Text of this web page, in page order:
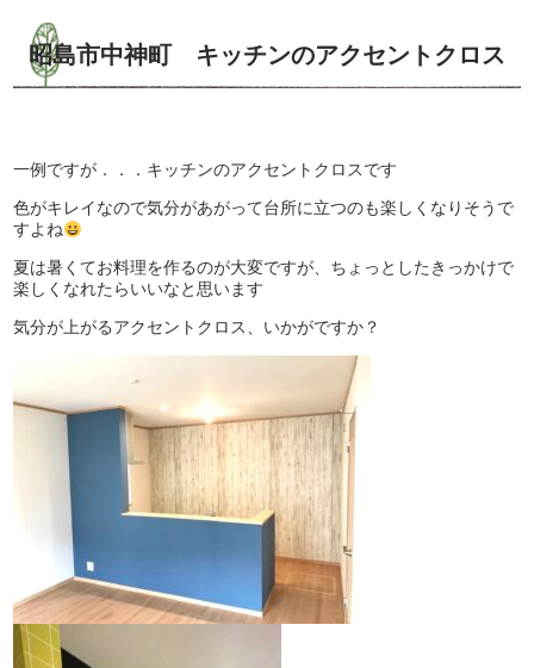
昭島市中神町 キッチンのアクセントクロス
一例ですが．．．キッチンのアクセントクロスです
色がキレイなので気分があがって台所に立つのも楽しくなりそうで
すよね
夏は暑くてお料理を作るのが大変ですが、ちょっとしたきっかけで
楽しくなれたらいいなと思います
気分が上がるアクセントクロス、いかがですか？